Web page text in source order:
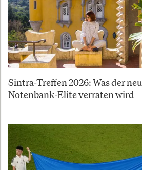
Sintra-Treffen 2026: Was der
Notenbank-Elite verraten wird